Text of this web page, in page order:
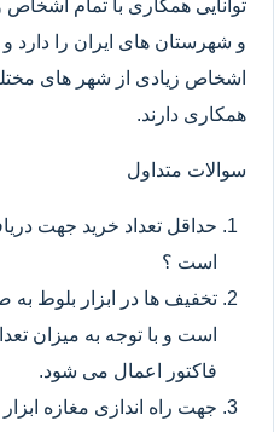
توانایی همکاری با تمام
و شهرستان های ایران را
اشخاص زیادی از شهر های
همکاری دارند.
سوالات متداول
حداقل تعداد خرید جهت
است ؟
تخفیف ها در ابزار بلوط
است و با توجه به میزان
فاکتور اعمال می شود.
جهت راه اندازی مغازه